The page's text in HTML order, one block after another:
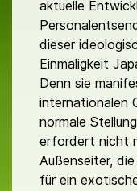
aktuelle
dieser
Einmaligkeit
Denn sie
internationalen
normale
erfordert nicht
Außenseiter,
für ein